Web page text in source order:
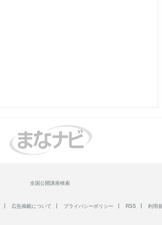
全国公開講座検索
広告掲載について プライバシーポリシー RSS 利用